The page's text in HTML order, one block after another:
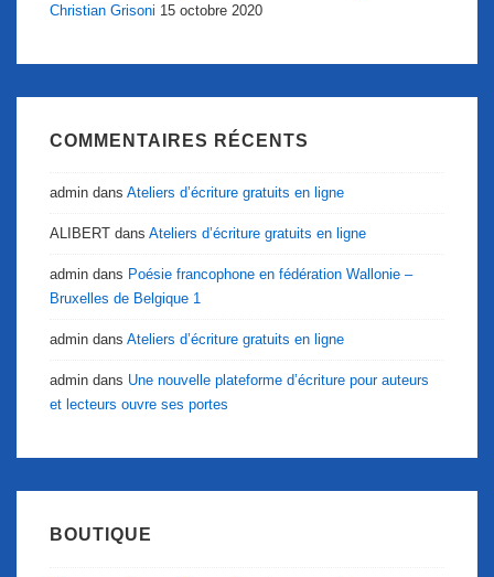
Christian Grisoni 15 octobre 2020
COMMENTAIRES RÉCENTS
admin dans Ateliers d’écriture gratuits en ligne
ALIBERT dans Ateliers d’écriture gratuits en ligne
admin dans Poésie francophone en fédération Wallonie –
Bruxelles de Belgique 1
admin dans Ateliers d’écriture gratuits en ligne
admin dans Une nouvelle plateforme d’écriture pour auteurs
et lecteurs ouvre ses portes
BOUTIQUE